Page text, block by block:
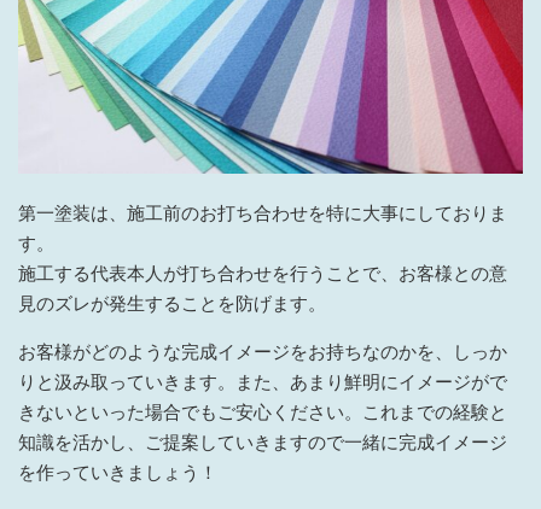
第一塗装は、施工前のお打ち合わせを特に大事にしておりま
す。
施工する代表本人が打ち合わせを行うことで、お客様との意
見のズレが発生することを防げます。
お客様がどのような完成イメージをお持ちなのかを、しっか
りと汲み取っていきます。また、あまり鮮明にイメージがで
きないといった場合でもご安心ください。これまでの経験と
知識を活かし、ご提案していきますので一緒に完成イメージ
を作っていきましょう！